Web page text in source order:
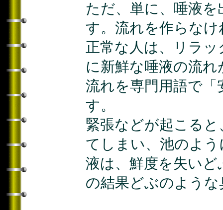
ただ、単に、唾液
す。流れを作らな
正常な人は、リラ
に新鮮な唾液の流
流れを専門用語で「
す。
緊張などが起こる
てしまい、池のよ
液は、鮮度を失い
の結果どぶのよう